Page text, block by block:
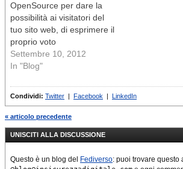
JavaScript, la verità è che
JavaScript è un…
OpenSource per dare la
possibilità ai visitatori del
tuo sito web, di esprimere il
proprio voto
Settembre 10, 2012
In "Blog"
Condividi: Twitter | Facebook | LinkedIn
« articolo precedente
UNISCITI ALLA DISCUSSIONE
Questo è un blog del Fediverso: puoi trovare questo